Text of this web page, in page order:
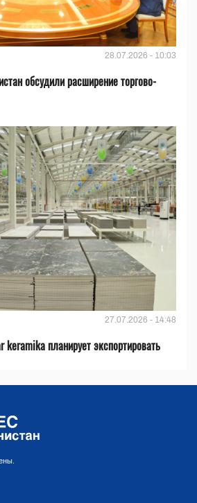
28.07.2026 - 10:03
обсудили расширение торгово-
27.07.2026 - 14:48
keramika планирует экспортировать